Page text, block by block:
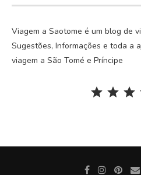
Viagem a Saotome é um blog de
Sugestões, Informações e toda a
viagem a São Tomé e Príncipe